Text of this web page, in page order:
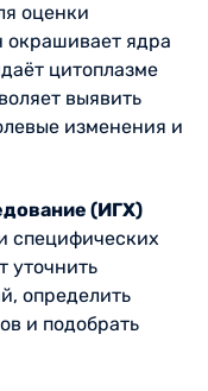
оценки
окрашивает ядра
цитоплазме
выявить
изменения и
(ИГХ)
специфических
уточнить
определить
и подобрать